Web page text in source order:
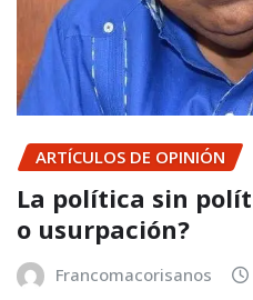
ARTÍCULOS DE OPINIÓN
La política sin
o usurpación?
Francomacorisanos